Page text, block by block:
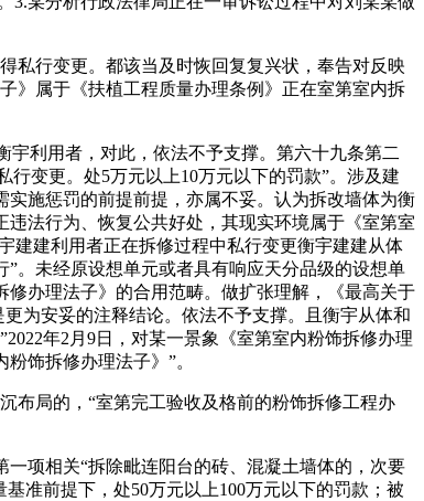
行变更。都该当及时恢回复复兴状，奉告对反映
》属于《扶植工程质量办理条例》正在室第室内拆
利用者，对此，依法不予支撑。第六十九条第二
变更。处5万元以上10万元以下的罚款”。涉及建
施惩罚的前提前提，亦属不妥。认为拆改墙体为衡
法行为、恢复公共好处，其现实环境属于《室第室
建建利用者正在拆修过程中私行变更衡宇建建从体
。未经原设想单元或者具有响应天分品级的设想单
办理法子》的合用范畴。做扩张理解，《最高关于
为安妥的注释结论。依法不予支撑。且衡宇从体和
年2月9日，对某一景象《室第室内粉饰拆修办理
饰拆修办理法子》”。
局的，“室第完工验收及格前的粉饰拆修工程办
项相关“拆除毗连阳台的砖、混凝土墙体的，次要
准前提下，处50万元以上100万元以下的罚款；被